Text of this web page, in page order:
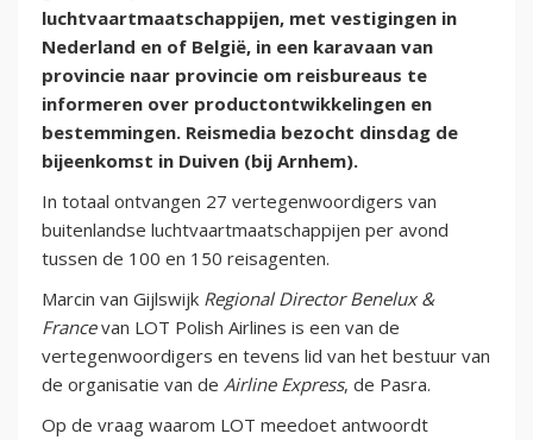
luchtvaartmaatschappijen, met vestigingen in
Nederland en of België, in een karavaan van
provincie naar provincie om reisbureaus te
informeren over productontwikkelingen en
bestemmingen. Reismedia bezocht dinsdag de
bijeenkomst in Duiven (bij Arnhem).
In totaal ontvangen 27 vertegenwoordigers van
buitenlandse luchtvaartmaatschappijen per avond
tussen de 100 en 150 reisagenten.
Marcin van Gijlswijk Regional Director Benelux &
Francevan LOT Polish Airlines is een van de
vertegenwoordigers en tevens lid van het bestuur van
de organisatie van de Airline Express, de Pasra.
Op de vraag waarom LOT meedoet antwoordt